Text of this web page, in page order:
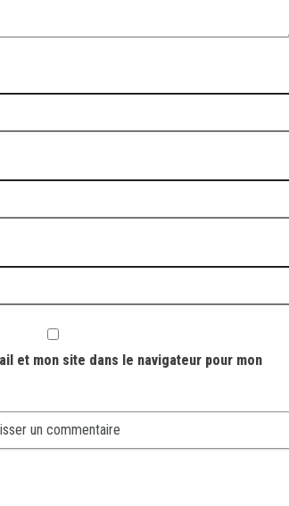
et mon site dans le navigateur pour mon